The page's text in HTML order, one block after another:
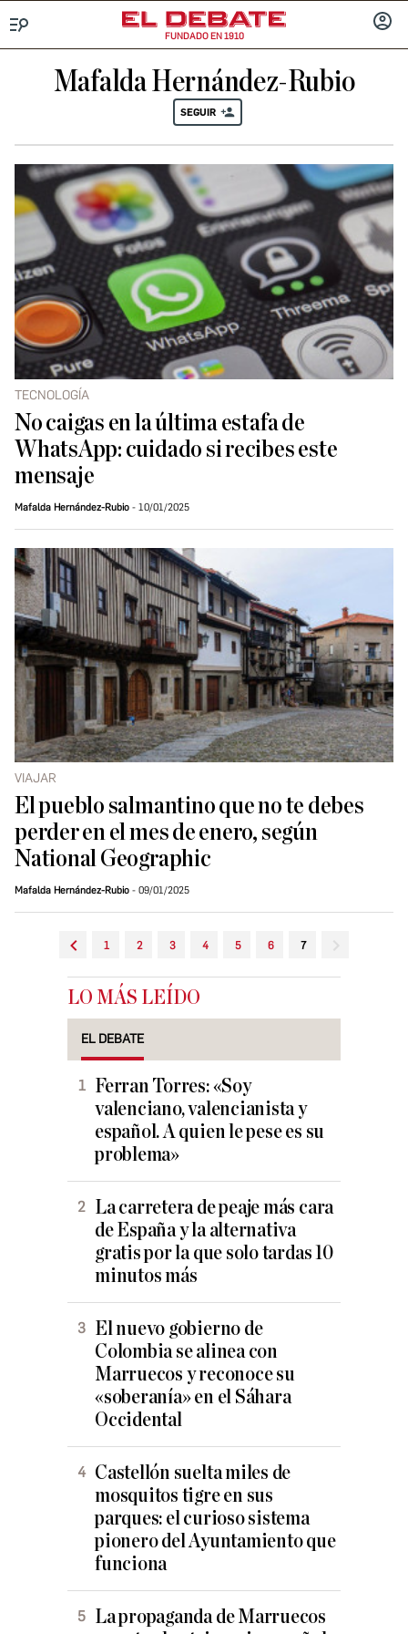
FUNDADO EN 1910
Mafalda Hernández-Rubio
SEGUIR
TECNOLOGÍA
No caigas en la última estafa de
WhatsApp: cuidado si recibes este
mensaje
Mafalda Hernández-Rubio 10/01/2025
VIAJAR
El pueblo salmantino que no te debes
perder en el mes de enero, según
National Geographic
Mafalda Hernández-Rubio 09/01/2025
1 2 3 4 5 6 7
LO MÁS LEÍDO
EL DEBATE
Ferran Torres: «Soy
valenciano, valencianista y
español. A quien le pese es su
problema»
La carretera de peaje más cara
de España y la alternativa
gratis por la que solo tardas 10
minutos más
El nuevo gobierno de
Colombia se alinea con
Marruecos y reconoce su
«soberanía» en el Sáhara
Occidental
Castellón suelta miles de
mosquitos tigre en sus
parques: el curioso sistema
pionero del Ayuntamiento que
funciona
La propaganda de Marruecos